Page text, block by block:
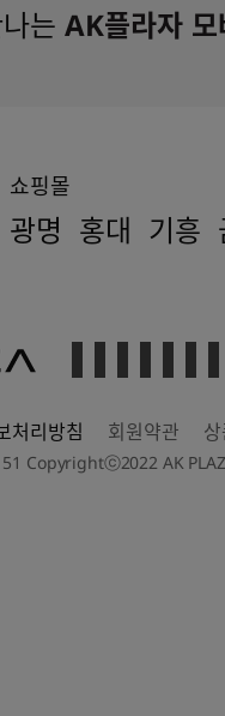
는 AK플라자
쇼핑몰
광명 홍대 기흥
처리방침 회원약관
51 Copyrightⓒ2022 AK